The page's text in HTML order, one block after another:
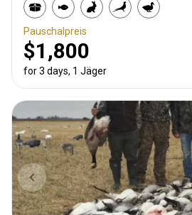
Pauschalpreis
$1,800
for 3 days, 1 Jäger